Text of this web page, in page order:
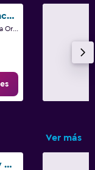
Hotel St. Pierre French Quarter
911 Burgundy Street, Nueva Orleans, LA
Ver más
Comfort Suites New Orleans East